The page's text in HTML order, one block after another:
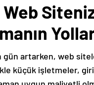
artarken, web
küçük işletmeler,